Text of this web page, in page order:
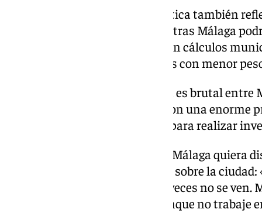
La discusión sobre la tasa turística también
entre ciudades españolas. Mientras Málaga
millones de euros anuales, según cálculos
sería muy distinto en provincias con menor
«Económicamente la diferencia es brutal entre
afirma Guevara. «En ciudades con una
una herramienta muy potente para realizar
El experto considera lógico que Málaga quiera
afrontar el impacto del turismo sobre la
efectos inducidos que muchas veces no se ven.
indirectamente del turismo aunque no trabaje